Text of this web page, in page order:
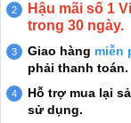
Hậu mãi số 1
trong 30 ngày.
Giao hàng miễn
phải thanh toán.
Hỗ trợ mua lại
sử dụng.